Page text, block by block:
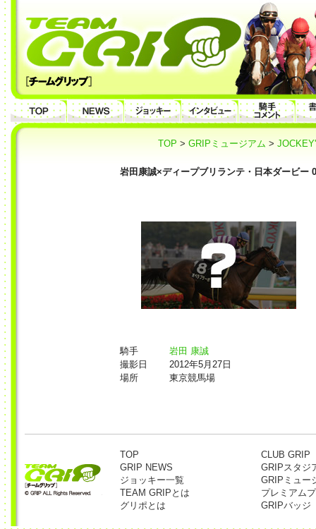
TOP > GRIPミュージアム >
岩田康誠×ディープブリランテ・日本ダービー
騎手
岩田 康誠
撮影日
2012年5月27日
場所
東京競馬場
TOP
GRIP NEWS
ジョッキー一覧
TEAM GRIPとは
グリポとは
CLUB GRIP
GRIPスタジ
GRIPミュー
プレミアム
GRIPバッジ